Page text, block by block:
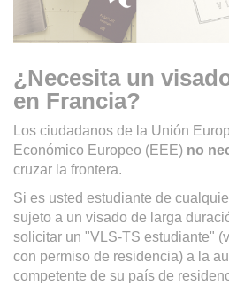
¿Necesita un
en Francia?
Los ciudadanos de la Unión
Económico Europeo (EEE) no
cruzar la frontera.
Si es usted estudiante de
sujeto a un visado de larga
solicitar un "VLS-TS estudiante"
con permiso de residencia) a la
competente de su país de